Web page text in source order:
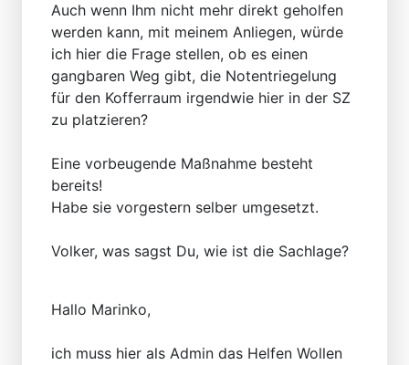
Auch wenn Ihm nicht mehr direkt geholfen
werden kann, mit meinem Anliegen, würde
ich hier die Frage stellen, ob es einen
gangbaren Weg gibt, die Notentriegelung
für den Kofferraum irgendwie hier in der SZ
zu platzieren?
Eine vorbeugende Maßnahme besteht
bereits!
Habe sie vorgestern selber umgesetzt.
Volker, was sagst Du, wie ist die Sachlage?
Hallo Marinko,
ich muss hier als Admin das Helfen Wollen